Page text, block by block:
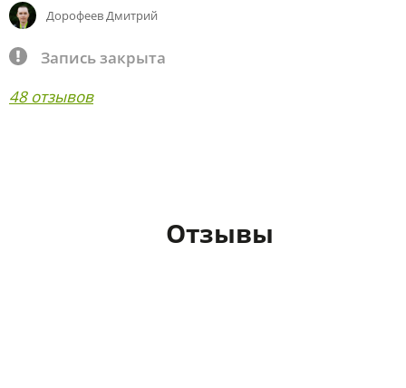
Дорофеев Дмитрий
Запись закрыта
48 отзывов
Отзывы